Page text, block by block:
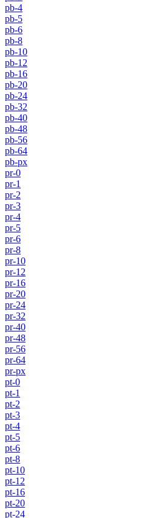
pb-4
pb-5
pb-6
pb-8
pb-10
pb-12
pb-16
pb-20
pb-24
pb-32
pb-40
pb-48
pb-56
pb-64
pb-px
pr-0
pr-1
pr-2
pr-3
pr-4
pr-5
pr-6
pr-8
pr-10
pr-12
pr-16
pr-20
pr-24
pr-32
pr-40
pr-48
pr-56
pr-64
pr-px
pt-0
pt-1
pt-2
pt-3
pt-4
pt-5
pt-6
pt-8
pt-10
pt-12
pt-16
pt-20
pt-24